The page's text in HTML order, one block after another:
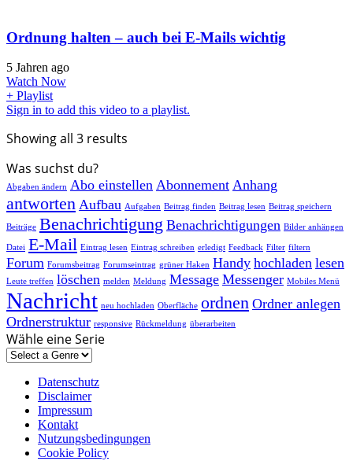
Ordnung halten – auch bei E-Mails wichtig
5 Jahren ago
Watch Now
+ Playlist
Sign in to add this video to a playlist.
Showing all 3 results
Was suchst du?
Abgaben ändern Abo einstellen Abonnement Anhang
antworten Aufbau Aufgaben Beitrag finden Beitrag lesen Beitrag speichern
Beiträge Benachrichtigung Benachrichtigungen Bilder anhängen
Datei E-Mail Eintrag lesen Eintrag schreiben erledigt Feedback Filter filtern
Forum Forumsbeitrag Forumseintrag grüner Haken Handy hochladen lesen
Leute treffen löschen melden Meldung Message Messenger Mobiles Menü
Nachricht neu hochladen Oberfläche ordnen Ordner anlegen
Ordnerstruktur responsive Rückmeldung überarbeiten
Wähle eine Serie
Datenschutz
Disclaimer
Impressum
Kontakt
Nutzungsbedingungen
Cookie Policy